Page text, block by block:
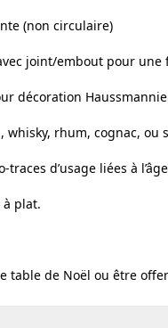
(non circulaire)
joint/embout pour une
décoration
whisky, rhum, cognac, ou
d’usage liées à
plat.
table de Noël ou être